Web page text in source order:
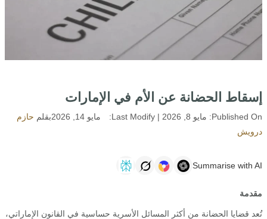
إسقاط الحضانة عن الأم في الإمارات
Published On: مايو 8, 2026 | Last Modify: مايو 14, 2026 بقلم حازم
درويش
Summarise with AI
مقدمة
تُعد قضايا الحضانة من أكثر المسائل الأسرية حساسية في القانون الإماراتي،